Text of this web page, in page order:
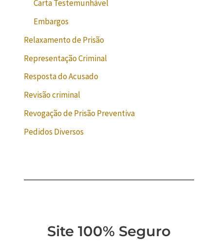
Carta Testemunhável
Embargos
Relaxamento de Prisão
Representação Criminal
Resposta do Acusado
Revisão criminal
Revogação de Prisão Preventiva
Pedidos Diversos
Site 100% Seguro